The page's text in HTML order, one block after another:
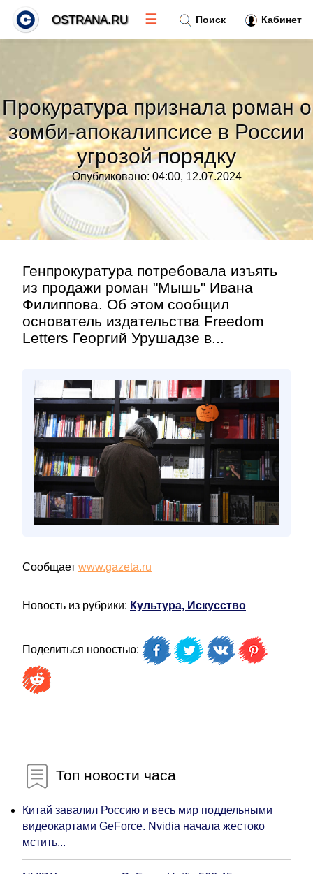
Прокуратура признала роман о
зомби-апокалипсисе в России
угрозой порядку
Опубликовано: 04:00, 12.07.2024
Генпрокуратура потребовала изъять
из продажи роман "Мышь" Ивана
Филиппова. Об этом сообщил
основатель издательства Freedom
Letters Георгий Урушадзе в...
Сообщает www.gazeta.ru
Новость из рубрики: Культура, Искусство
Поделиться новостью:
Топ новости часа
Китай завалил Россию и весь мир поддельными
видеокартами GeForce. Nvidia начала жестоко
мстить...
Поиск Кабинет
OSTRANA.RU ☰
Тренды новостей»
Рубрики»
Правила
Контакт»